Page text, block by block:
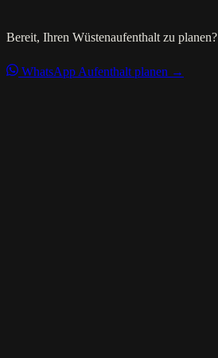
Bereit, Ihren Wüstenaufenthalt zu planen?
WhatsApp Aufenthalt planen →